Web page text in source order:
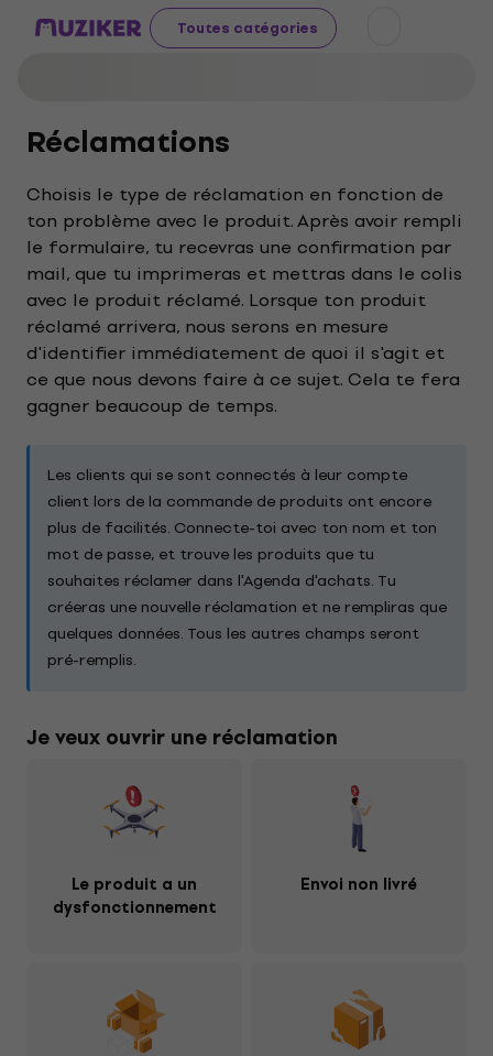
Toutes catégories
Réclamations
Choisis le type de réclamation en fonction de
ton problème avec le produit. Après avoir rempli
le formulaire, tu recevras une confirmation par
mail, que tu imprimeras et mettras dans le colis
avec le produit réclamé. Lorsque ton produit
réclamé arrivera, nous serons en mesure
d'identifier immédiatement de quoi il s'agit et
ce que nous devons faire à ce sujet. Cela te fera
gagner beaucoup de temps.
Les clients qui se sont connectés à leur compte
client lors de la commande de produits ont encore
plus de facilités. Connecte-toi avec ton nom et ton
mot de passe, et trouve les produits que tu
souhaites réclamer dans l'Agenda d'achats. Tu
créeras une nouvelle réclamation et ne rempliras que
quelques données. Tous les autres champs seront
pré-remplis.
Je veux ouvrir une réclamation
Le produit a un
dysfonctionnement
Envoi non livré